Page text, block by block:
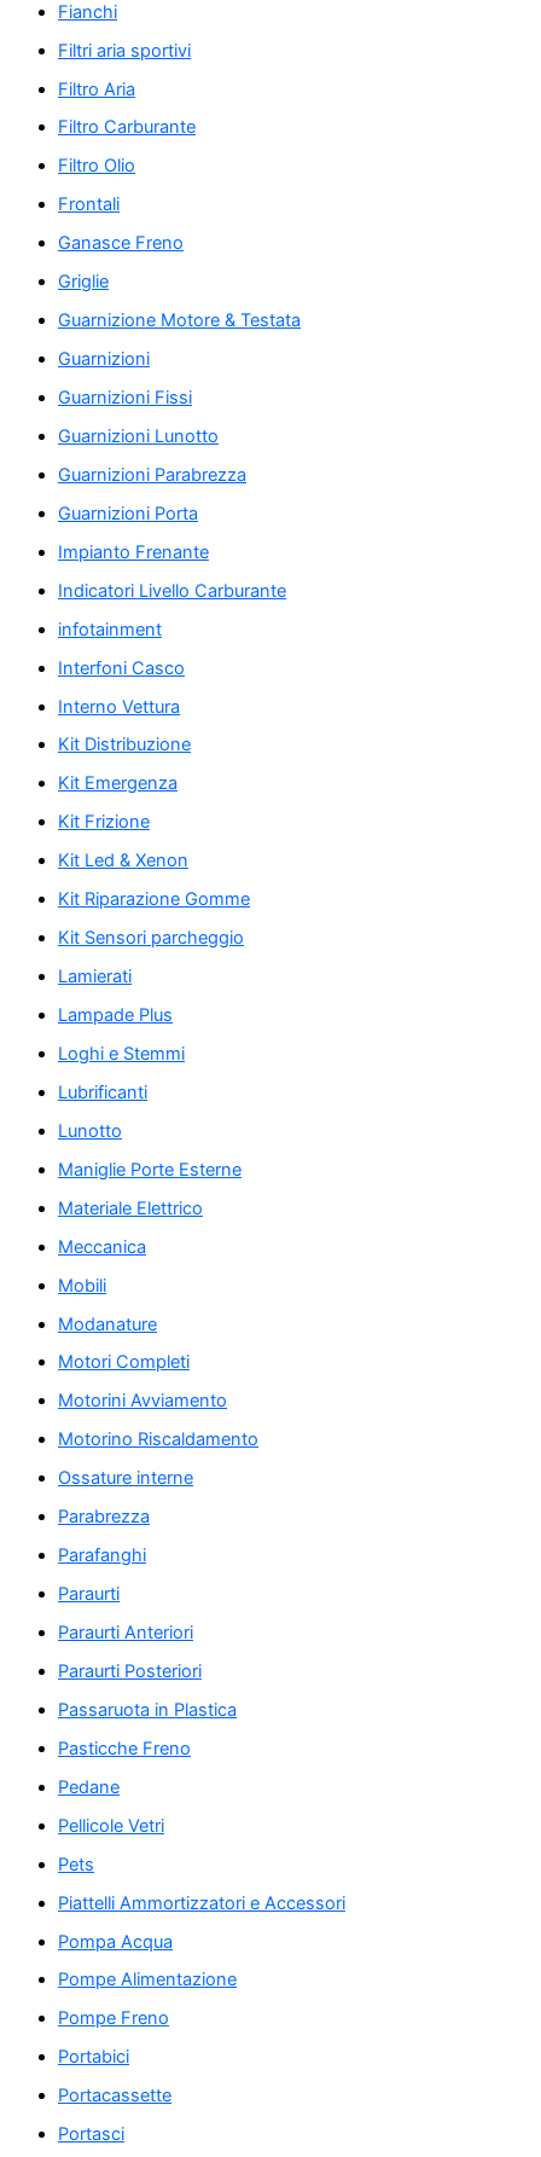
Fianchi
Filtri aria sportivi
Filtro Aria
Filtro Carburante
Filtro Olio
Frontali
Ganasce Freno
Griglie
Guarnizione Motore & Testata
Guarnizioni
Guarnizioni Fissi
Guarnizioni Lunotto
Guarnizioni Parabrezza
Guarnizioni Porta
Impianto Frenante
Indicatori Livello Carburante
infotainment
Interfoni Casco
Interno Vettura
Kit Distribuzione
Kit Emergenza
Kit Frizione
Kit Led & Xenon
Kit Riparazione Gomme
Kit Sensori parcheggio
Lamierati
Lampade Plus
Loghi e Stemmi
Lubrificanti
Lunotto
Maniglie Porte Esterne
Materiale Elettrico
Meccanica
Mobili
Modanature
Motori Completi
Motorini Avviamento
Motorino Riscaldamento
Ossature interne
Parabrezza
Parafanghi
Paraurti
Paraurti Anteriori
Paraurti Posteriori
Passaruota in Plastica
Pasticche Freno
Pedane
Pellicole Vetri
Pets
Piattelli Ammortizzatori e Accessori
Pompa Acqua
Pompe Alimentazione
Pompe Freno
Portabici
Portacassette
Portasci